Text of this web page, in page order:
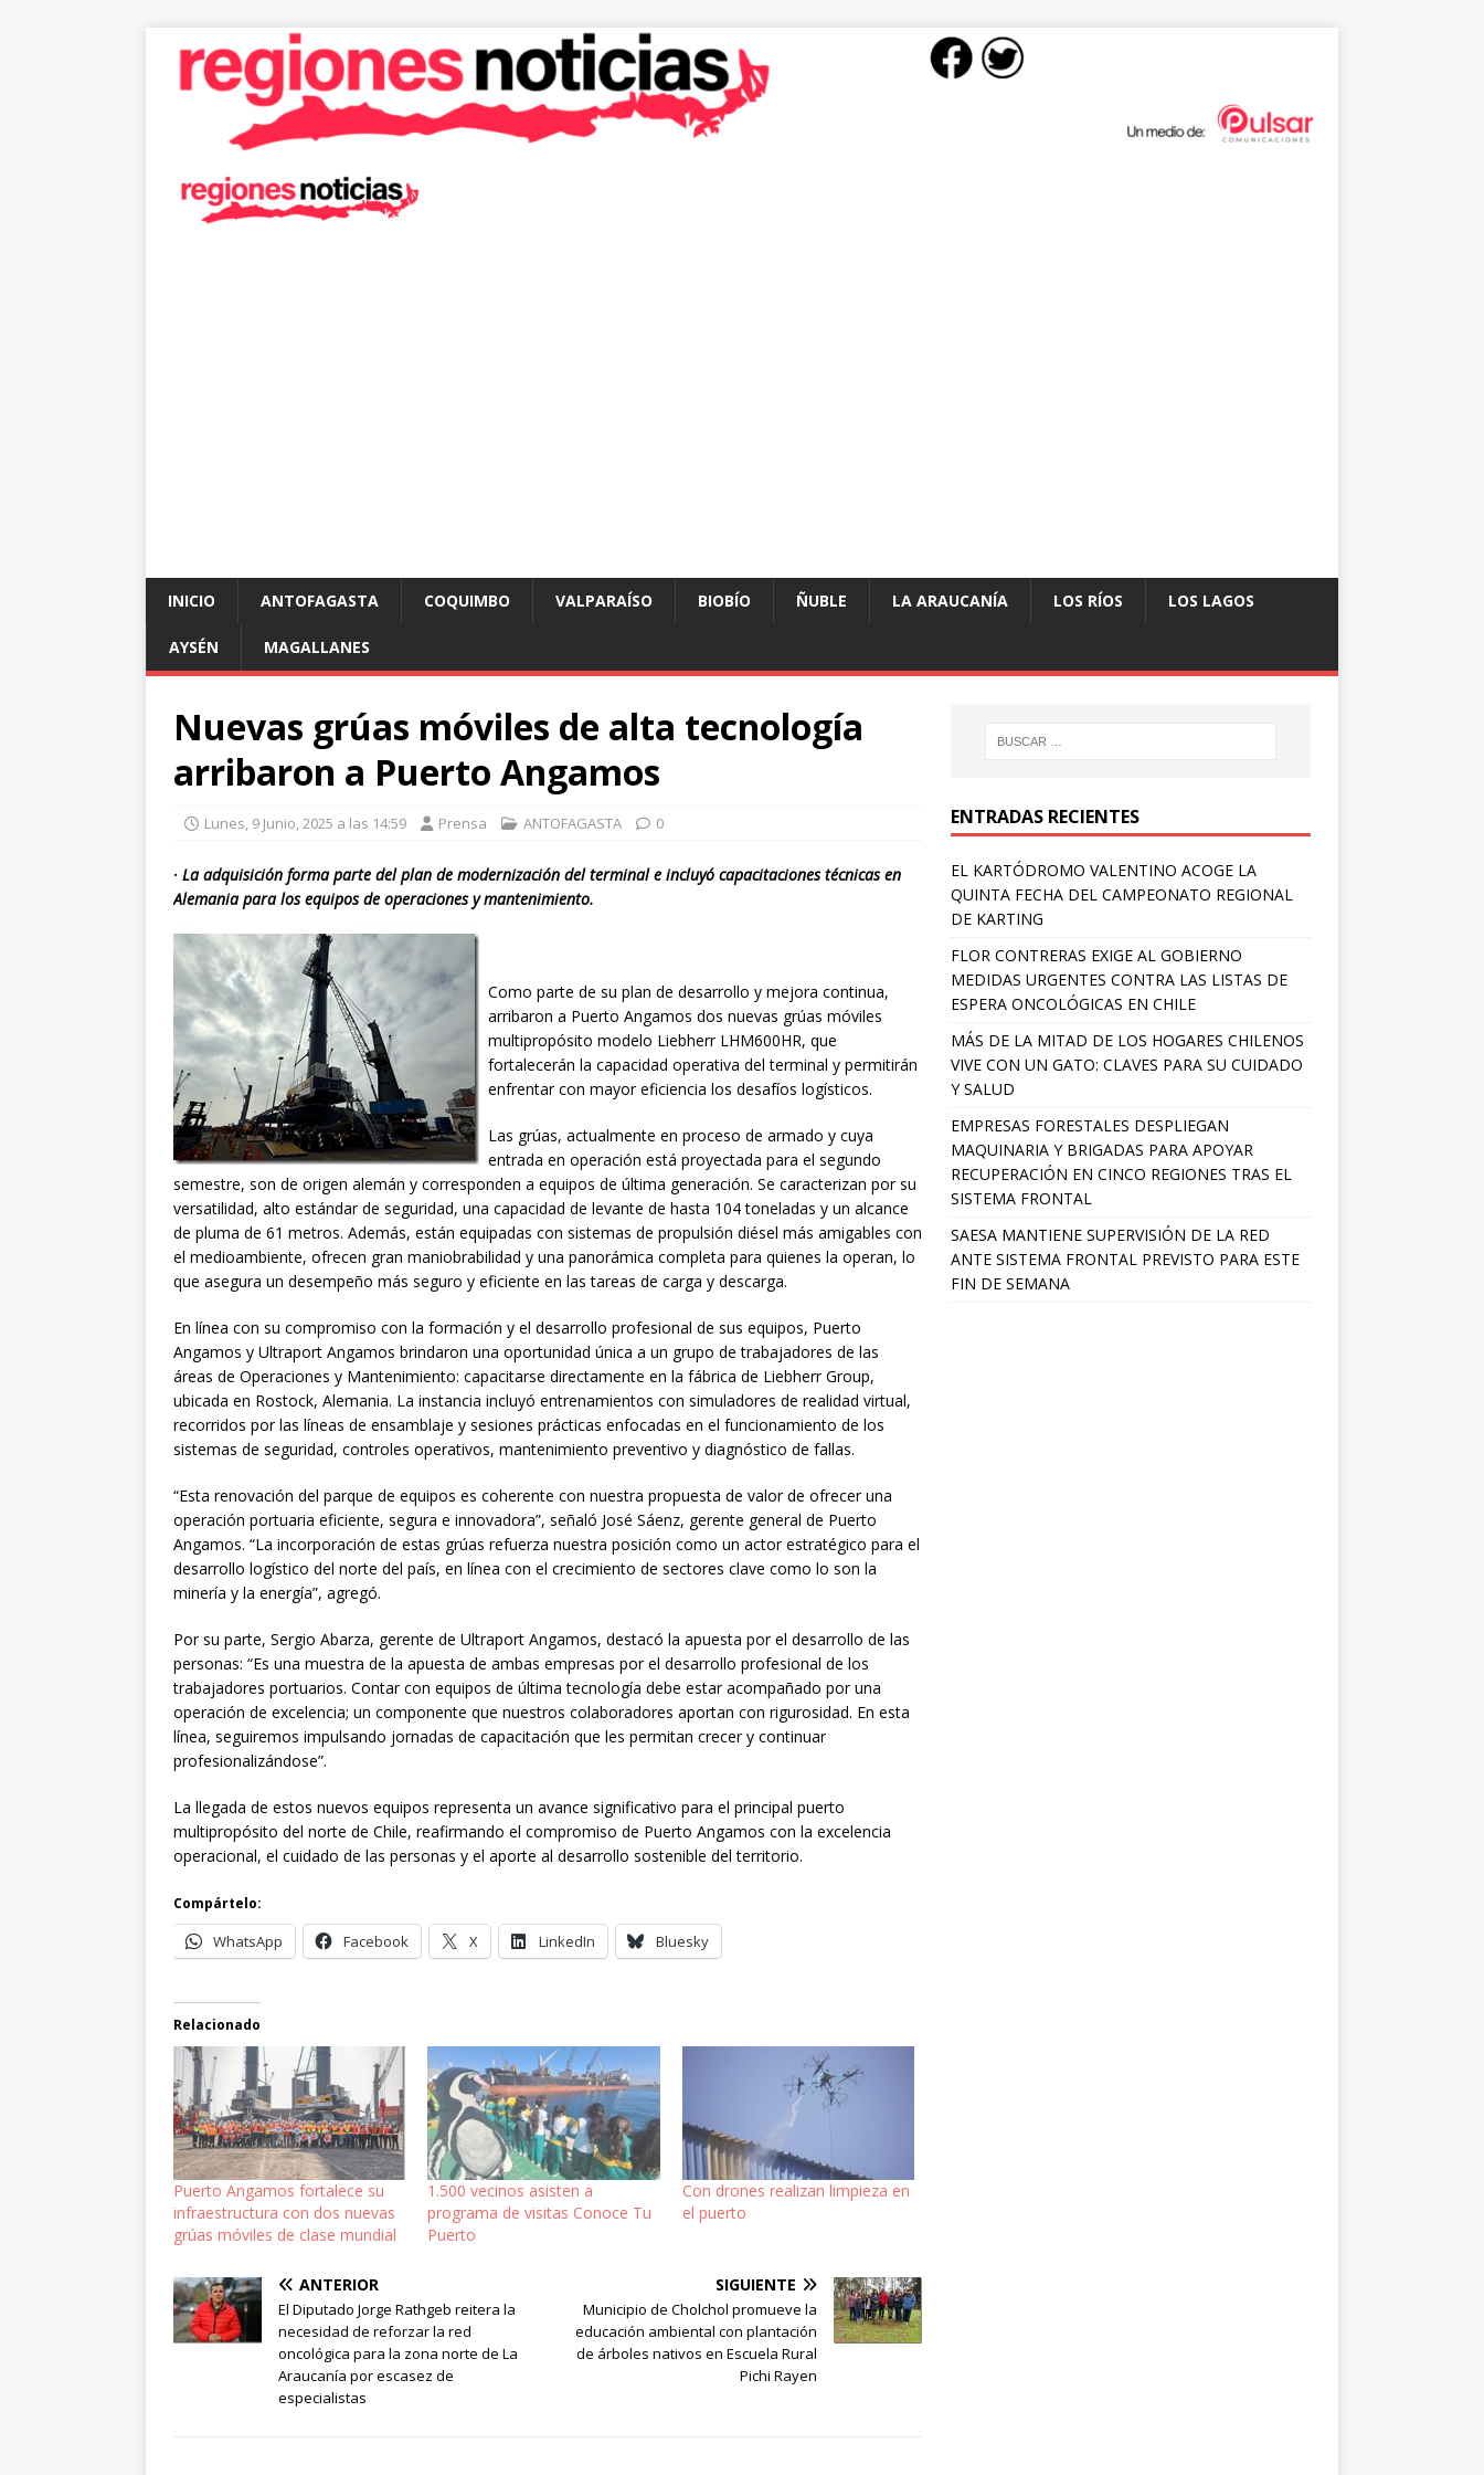
INICIO ANTOFAGASTA COQUIMBO VALPARAÍSO BIOBÍO ÑUBLE LA ARAUCANÍA LOS RÍOS LOS LAGOS
AYSÉN MAGALLANES
Nuevas grúas móviles de alta tecnología
arribaron a Puerto Angamos
Lunes, 9 Junio, 2025 a las 14:59 Prensa ANTOFAGASTA 0
· La adquisición forma parte del plan de modernización del terminal e incluyó capacitaciones técnicas en
Alemania para los equipos de operaciones y mantenimiento.
Como parte de su plan de desarrollo y mejora continua,
arribaron a Puerto Angamos dos nuevas grúas móviles
multipropósito modelo Liebherr LHM600HR, que
fortalecerán la capacidad operativa del terminal y permitirán
enfrentar con mayor eficiencia los desafíos logísticos.
Las grúas, actualmente en proceso de armado y cuya
entrada en operación está proyectada para el segundo
semestre, son de origen alemán y corresponden a equipos de última generación. Se caracterizan por su
versatilidad, alto estándar de seguridad, una capacidad de levante de hasta 104 toneladas y un alcance
de pluma de 61 metros. Además, están equipadas con sistemas de propulsión diésel más amigables con
el medioambiente, ofrecen gran maniobrabilidad y una panorámica completa para quienes la operan, lo
que asegura un desempeño más seguro y eficiente en las tareas de carga y descarga.
En línea con su compromiso con la formación y el desarrollo profesional de sus equipos, Puerto
Angamos y Ultraport Angamos brindaron una oportunidad única a un grupo de trabajadores de las
áreas de Operaciones y Mantenimiento: capacitarse directamente en la fábrica de Liebherr Group,
ubicada en Rostock, Alemania. La instancia incluyó entrenamientos con simuladores de realidad virtual,
recorridos por las líneas de ensamblaje y sesiones prácticas enfocadas en el funcionamiento de los
sistemas de seguridad, controles operativos, mantenimiento preventivo y diagnóstico de fallas.
“Esta renovación del parque de equipos es coherente con nuestra propuesta de valor de ofrecer una
operación portuaria eficiente, segura e innovadora”, señaló José Sáenz, gerente general de Puerto
Angamos. “La incorporación de estas grúas refuerza nuestra posición como un actor estratégico para el
desarrollo logístico del norte del país, en línea con el crecimiento de sectores clave como lo son la
minería y la energía”, agregó.
Por su parte, Sergio Abarza, gerente de Ultraport Angamos, destacó la apuesta por el desarrollo de las
personas: “Es una muestra de la apuesta de ambas empresas por el desarrollo profesional de los
trabajadores portuarios. Contar con equipos de última tecnología debe estar acompañado por una
operación de excelencia; un componente que nuestros colaboradores aportan con rigurosidad. En esta
línea, seguiremos impulsando jornadas de capacitación que les permitan crecer y continuar
profesionalizándose”.
La llegada de estos nuevos equipos representa un avance significativo para el principal puerto
multipropósito del norte de Chile, reafirmando el compromiso de Puerto Angamos con la excelencia
operacional, el cuidado de las personas y el aporte al desarrollo sostenible del territorio.
Compártelo:
WhatsApp Facebook X LinkedIn Bluesky
Relacionado
Puerto Angamos fortalece su
infraestructura con dos nuevas
grúas móviles de clase mundial
1.500 vecinos asisten a
programa de visitas Conoce Tu
Puerto
Con drones realizan limpieza en
el puerto
ANTERIOR
El Diputado Jorge Rathgeb reitera la
necesidad de reforzar la red
oncológica para la zona norte de La
Araucanía por escasez de
especialistas
SIGUIENTE
Municipio de Cholchol promueve la
educación ambiental con plantación
de árboles nativos en Escuela Rural
Pichi Rayen
ENTRADAS RECIENTES
EL KARTÓDROMO VALENTINO ACOGE LA
QUINTA FECHA DEL CAMPEONATO REGIONAL
DE KARTING
FLOR CONTRERAS EXIGE AL GOBIERNO
MEDIDAS URGENTES CONTRA LAS LISTAS DE
ESPERA ONCOLÓGICAS EN CHILE
MÁS DE LA MITAD DE LOS HOGARES CHILENOS
VIVE CON UN GATO: CLAVES PARA SU CUIDADO
Y SALUD
EMPRESAS FORESTALES DESPLIEGAN
MAQUINARIA Y BRIGADAS PARA APOYAR
RECUPERACIÓN EN CINCO REGIONES TRAS EL
SISTEMA FRONTAL
SAESA MANTIENE SUPERVISIÓN DE LA RED
ANTE SISTEMA FRONTAL PREVISTO PARA ESTE
FIN DE SEMANA